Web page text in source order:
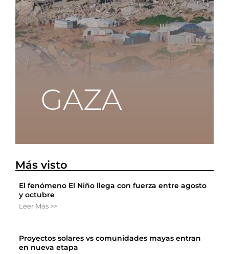
Más visto
El fenómeno El Niño llega con fuerza entre agosto
y octubre
Leer Más >>
Proyectos solares vs comunidades mayas entran
en nueva etapa